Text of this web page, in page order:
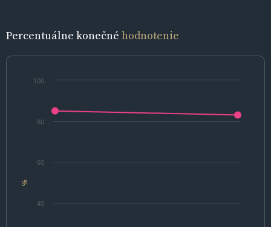
Percentuálne konečné hodnotenie
%
40
60
80
100